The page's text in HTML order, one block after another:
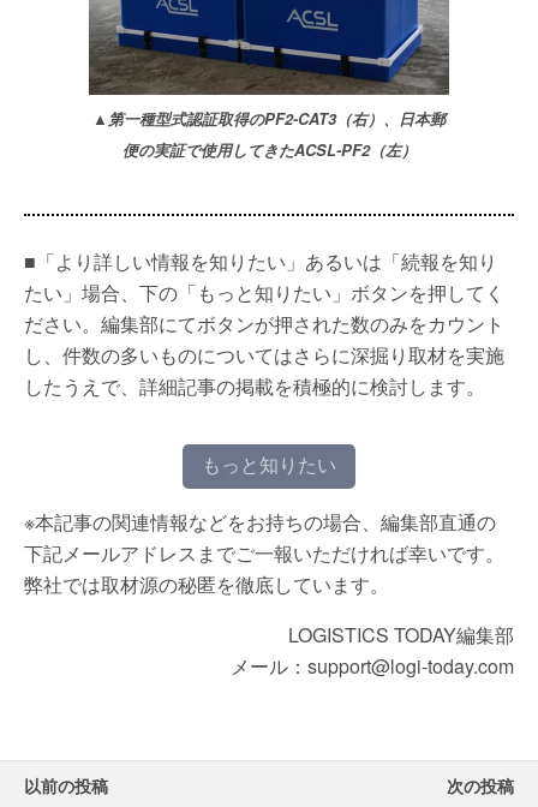
▲第一種型式認証取得のPF2-CAT3（右）、日本郵
便の実証で使用してきたACSL-PF2（左）
■「より詳しい情報を知りたい」あるいは「続報を知り
たい」場合、下の「もっと知りたい」ボタンを押してく
ださい。編集部にてボタンが押された数のみをカウント
し、件数の多いものについてはさらに深掘り取材を実施
したうえで、詳細記事の掲載を積極的に検討します。
もっと知りたい
※本記事の関連情報などをお持ちの場合、編集部直通の
下記メールアドレスまでご一報いただければ幸いです。
弊社では取材源の秘匿を徹底しています。
LOGISTICS TODAY編集部
メール：support@logi-today.com
以前の投稿 次の投稿